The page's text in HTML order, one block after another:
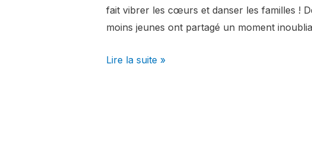
fait vibrer les cœurs et danser les familles !
moins jeunes ont partagé un moment
Parc
:
explosion
Lire la suite »